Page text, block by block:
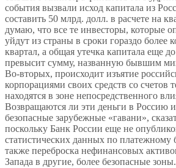
события вызвали исход капитала из
составить 50 млрд. долл. в расчете на
думаю, что все те инвесторы, которые
уйдут из страны в сроки гораздо более
квартал, а общая утечка капитала еще
превысит сумму, названную бывшим
Во-вторых, происходит изъятие
корпорациями своих средств со счетов
находятся в зоне непосредственного
Возвращаются ли эти деньги в Россию
безопасные зарубежные «гавани»,
поскольку Банк России еще не
статистических данных по платежному
также переброска нефинансовых
Запада в другие, более безопасные